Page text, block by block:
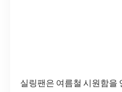
실링팬은 여름철 시원함을